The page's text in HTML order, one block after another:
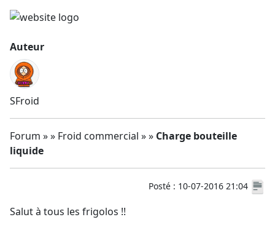
Auteur
SFroid
Forum » » Froid commercial » » Charge bouteille
liquide
Posté : 10-07-2016 21:04
Salut à tous les frigolos !!